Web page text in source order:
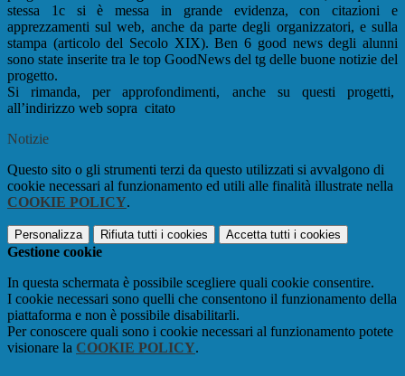
stessa 1c si è messa in grande evidenza, con citazioni e
apprezzamenti sul web, anche da parte degli organizzatori, e sulla
stampa (articolo del Secolo XIX). Ben 6 good news degli alunni
sono state inserite tra le top GoodNews del tg delle buone notizie del
progetto.
Si rimanda, per approfondimenti, anche su questi progetti,
all’indirizzo web sopra citato
Notizie
Questo sito o gli strumenti terzi da questo utilizzati si avvalgono di
cookie necessari al funzionamento ed utili alle finalità illustrate nella
COOKIE POLICY.
Personalizza Rifiuta tutti i cookies Accetta tutti i cookies
Gestione cookie
In questa schermata è possibile scegliere quali cookie consentire.
I cookie necessari sono quelli che consentono il funzionamento della
piattaforma e non è possibile disabilitarli.
Per conoscere quali sono i cookie necessari al funzionamento potete
visionare la COOKIE POLICY.